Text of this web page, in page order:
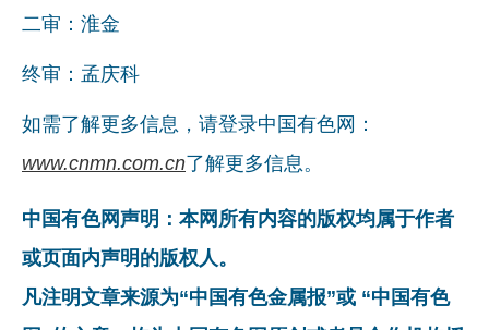
二审：淮金
终审：孟庆科
如需了解更多信息，请登录中国有色网：
www.cnmn.com.cn了解更多信息。
中国有色网声明：本网所有内容的版权均属于作者
或页面内声明的版权人。
凡注明文章来源为“中国有色金属报”或 “中国有色